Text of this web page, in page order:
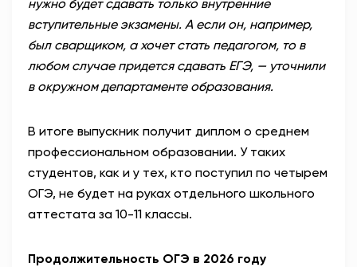
нужно будет сдавать только внутренние
вступительные экзамены. А если он, например,
был сварщиком, а хочет стать педагогом, то в
любом случае придется сдавать ЕГЭ, — уточнили
в окружном департаменте образования.
В итоге выпускник получит диплом о среднем
профессиональном образовании. У таких
студентов, как и у тех, кто поступил по четырем
ОГЭ, не будет на руках отдельного школьного
аттестата за 10-11 классы.
Продолжительность ОГЭ в 2026 году